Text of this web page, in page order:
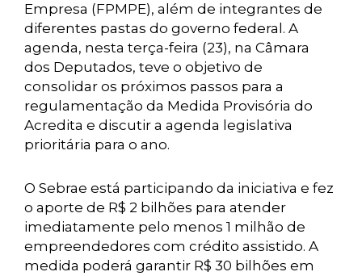
Empresa (FPMPE), além de integrantes de
diferentes pastas do governo federal. A
agenda, nesta terça-feira (23), na Câmara
dos Deputados, teve o objetivo de
consolidar os próximos passos para a
regulamentação da Medida Provisória do
Acredita e discutir a agenda legislativa
prioritária para o ano.
O Sebrae está participando da iniciativa e fez
o aporte de R$ 2 bilhões para atender
imediatamente pelo menos 1 milhão de
empreendedores com crédito assistido. A
medida poderá garantir R$ 30 bilhões em